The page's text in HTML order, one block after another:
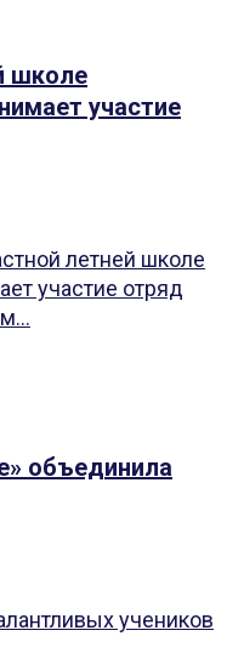
школе
участие
летней школе
участие отряд
объединила
учеников